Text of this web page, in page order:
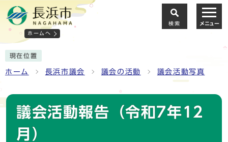
ホームへ
検索 メニュー
現在位置
ホーム 長浜市議会 議会の活動 議会活動写真
議会活動報告（令和7年12
月）